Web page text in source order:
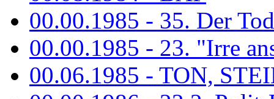
00.00.1985 - 35. Der
00.00.1985 - 23. "Irre
00.06.1985 - TON,